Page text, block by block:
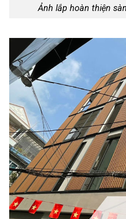
Ảnh lắp hoàn thiện